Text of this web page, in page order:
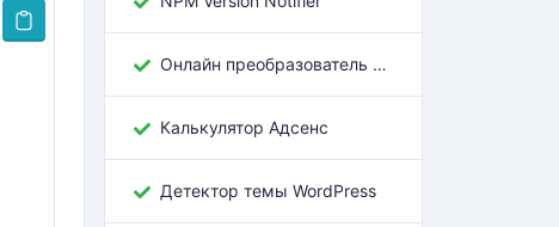
Онлайн преобразователь кодировок грузинского текста
Калькулятор Адсенс
Детектор темы WordPress